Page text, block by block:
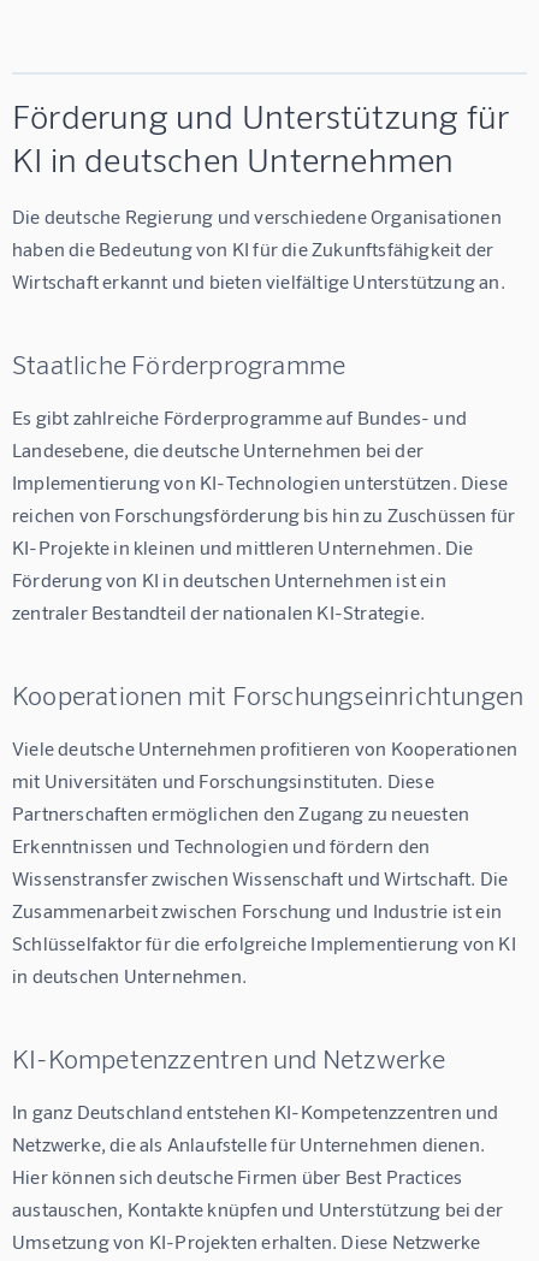
Förderung und Unterstützung für
KI in deutschen Unternehmen
Die deutsche Regierung und verschiedene Organisationen
haben die Bedeutung von KI für die Zukunftsfähigkeit der
Wirtschaft erkannt und bieten vielfältige Unterstützung an.
Staatliche Förderprogramme
Es gibt zahlreiche Förderprogramme auf Bundes- und
Landesebene, die deutsche Unternehmen bei der
Implementierung von KI-Technologien unterstützen. Diese
reichen von Forschungsförderung bis hin zu Zuschüssen für
KI-Projekte in kleinen und mittleren Unternehmen. Die
Förderung von KI in deutschen Unternehmen ist ein
zentraler Bestandteil der nationalen KI-Strategie.
Kooperationen mit Forschungseinrichtungen
Viele deutsche Unternehmen profitieren von Kooperationen
mit Universitäten und Forschungsinstituten. Diese
Partnerschaften ermöglichen den Zugang zu neuesten
Erkenntnissen und Technologien und fördern den
Wissenstransfer zwischen Wissenschaft und Wirtschaft. Die
Zusammenarbeit zwischen Forschung und Industrie ist ein
Schlüsselfaktor für die erfolgreiche Implementierung von KI
in deutschen Unternehmen.
KI-Kompetenzzentren und Netzwerke
In ganz Deutschland entstehen KI-Kompetenzzentren und
Netzwerke, die als Anlaufstelle für Unternehmen dienen.
Hier können sich deutsche Firmen über Best Practices
austauschen, Kontakte knüpfen und Unterstützung bei der
Umsetzung von KI-Projekten erhalten. Diese Netzwerke